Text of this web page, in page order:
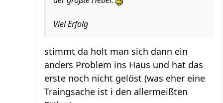
Viel Erfolg
stimmt da holt man sich dann ein
anders Problem ins Haus und hat das
erste noch nicht gelöst (was eher eine
Traingsache ist i den allermeißten